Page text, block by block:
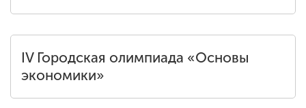
IV Городская олимпиада «Основы
экономики»